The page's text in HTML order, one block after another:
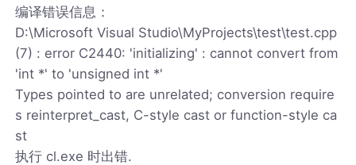
编译错误信息：
D:\Microsoft Visual Studio\MyProjects\test\test.cpp
(7) : error C2440: 'initializing' : cannot convert from
'int *' to 'unsigned int *'
Types pointed to are unrelated; conversion require
s reinterpret_cast, C-style cast or function-style ca
st
执行 cl.exe 时出错.